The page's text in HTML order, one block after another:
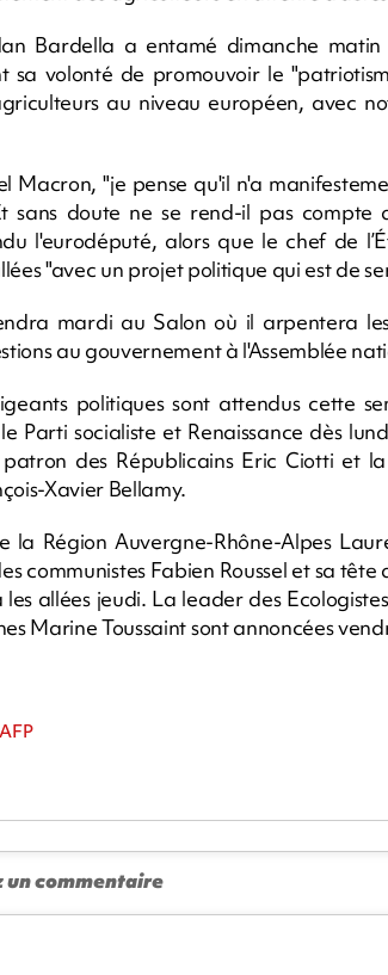
Bardella a entamé dimanche
sa volonté de promouvoir le
au niveau européen, avec
Macron, "je pense qu'il n'a
sans doute ne se rend-il pas
l'eurodéputé, alors que le chef de
"avec un projet politique qui est de
mardi au Salon où il arpentera
au gouvernement à l'Assemblée
politiques sont attendus cette
Parti socialiste et Renaissance dès
des Républicains Eric Ciotti et
Xavier Bellamy.
la Région Auvergne-Rhône-Alpes
communistes Fabien Roussel et sa
allées jeudi. La leader des
Marine Toussaint sont annoncées